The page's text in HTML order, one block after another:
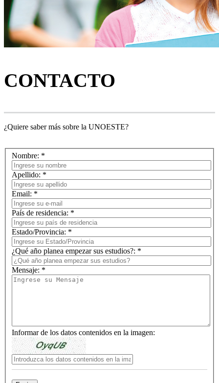
CONTACTO
¿Quiere saber más sobre la UNOESTE?
Nombre: *
Apellido: *
Email: *
País de residencia: *
Estado/Provincia: *
¿Qué año planea empezar sus estudios?: *
Mensaje: *
Informar de los datos contenidos en la imagen: